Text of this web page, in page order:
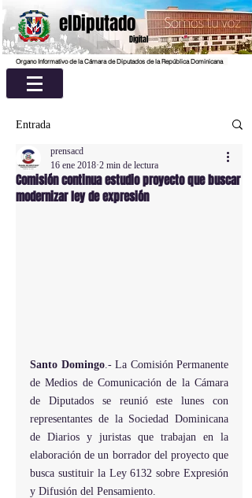
elDiputado
Digital
Organo Informativo de la Cámara de Diputados de la República Dominicana
Entrada
Comisión continua estudio proyecto que buscar
modernizar ley de expresión
prensacd
16 ene 2018 2 min de lectura
Santo Domingo.- La Comisión Permanente
de Medios de Comunicación de la Cámara
de Diputados se reunió este lunes con
representantes de la Sociedad Dominicana
de Diarios y juristas que trabajan en la
elaboración de un borrador del proyecto que
busca sustituir la Ley 6132 sobre Expresión
y Difusión del Pensamiento.